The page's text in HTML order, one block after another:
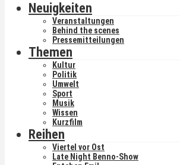
Neuigkeiten
Veranstaltungen
Behind the scenes
Pressemitteilungen
Themen
Kultur
Politik
Umwelt
Sport
Musik
Wissen
Kurzfilm
Reihen
Viertel vor Ost
Late Night Benno-Show